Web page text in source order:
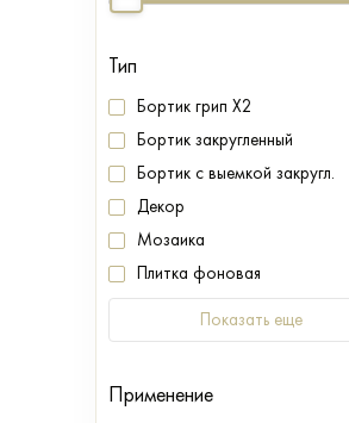
Тип
Бортик грип X2
Бортик закругленный
Бортик с выемкой закругл.
Декор
Мозаика
Плитка фоновая
Показать еще
Применение